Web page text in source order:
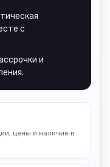
с
и
цены и наличие в